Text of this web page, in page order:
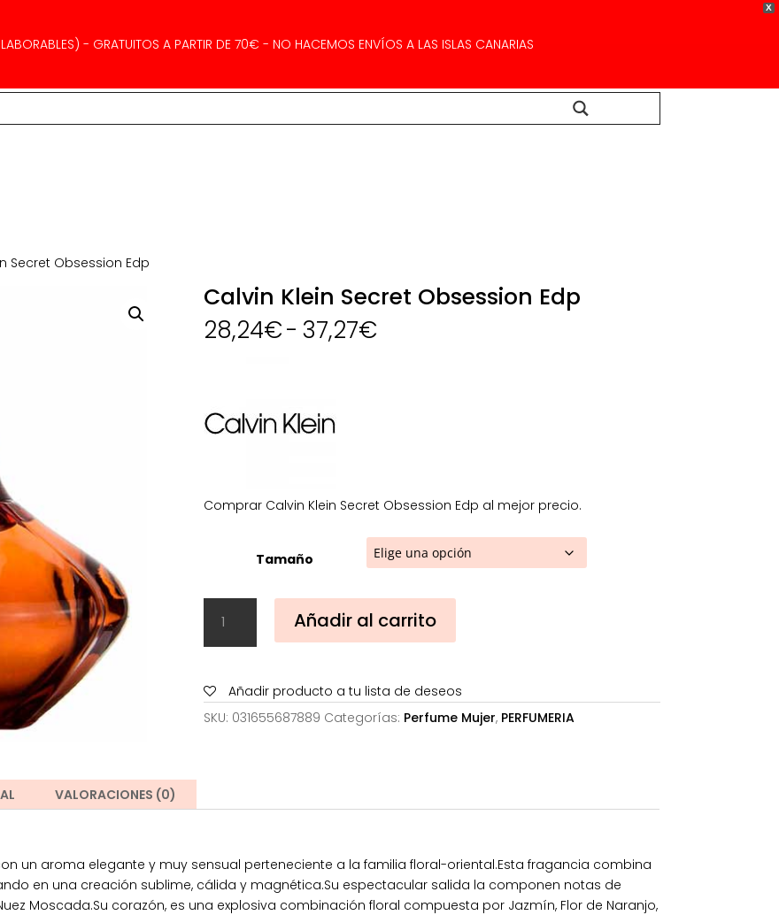
X
- GRATUITOS A PARTIR DE 70€ - NO HACEMOS ENVÍOS A LAS ISLAS CANARIAS
Secret Obsession Edp
Calvin Klein Secret Obsession Edp
28,24€- 37,27€Rango
Comprar Calvin Klein Secret Obsession Edp al mejor precio.
Tamaño
Klein
Secret
Edp
cantidad
Añadir al carrito
Añadir producto a tu lista de deseos
SKU: 031655687889 Categorías: Perfume Mujer, PERFUMERIA
VALORACIONES (0)
un aroma elegante y muy sensual perteneciente a la familia floral-oriental.Esta fragancia combina
en una creación sublime, cálida y magnética.Su espectacular salida la componen notas de
Moscada.Su corazón, es una explosiva combinación floral compuesta por Jazmín, Flor de Naranjo,